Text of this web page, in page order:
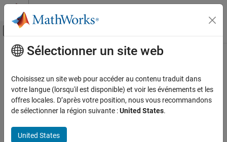
Passer au contenu
Activer/désactiver l'affichage du menu
Accueil de la documentation
Contenu principal
How useful was this information?
Sélectionner un site web
Choisissez un site web pour accéder au contenu traduit dans
votre langue (lorsqu'il est disponible) et voir les événements et les
offres locales. D’après votre position, nous vous recommandons
de sélectionner la région suivante :United States.
United States